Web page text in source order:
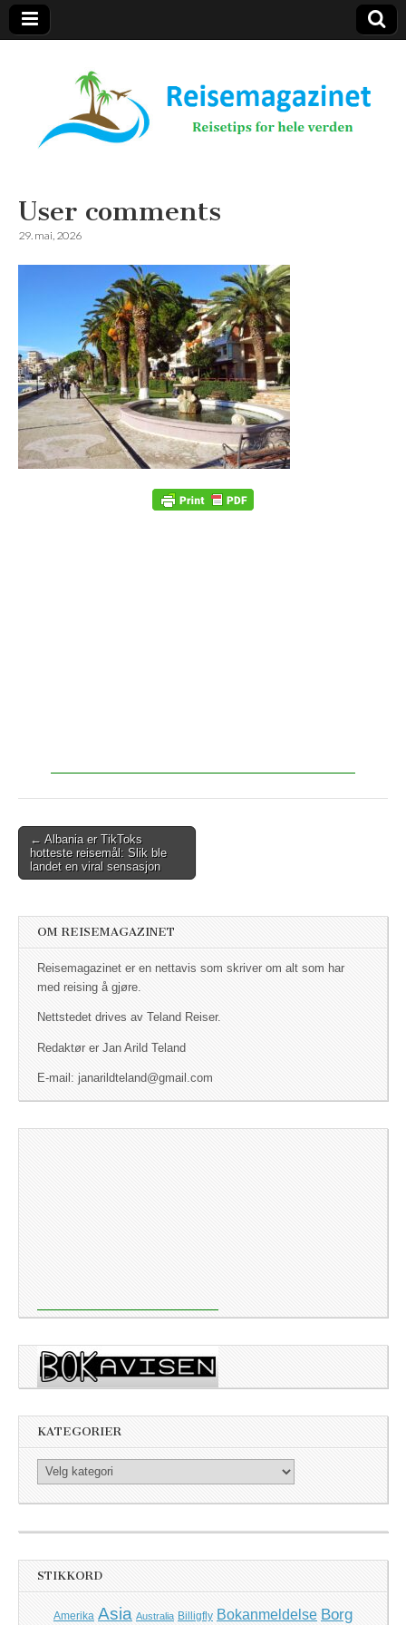
Reisemagazinet
User comments
29. mai, 2026
Post navigation
← Albania er TikToks
hotteste reisemål: Slik ble
landet en viral sensasjon
OM REISEMAGAZINET
Reisemagazinet er en nettavis som skriver om alt som har
med reising å gjøre.
Nettstedet drives av Teland Reiser.
Redaktør er Jan Arild Teland
E-mail: janarildteland@gmail.com
KATEGORIER
Kategorier
STIKKORD
Amerika Asia Australia Billigfly Bokanmeldelse Borg